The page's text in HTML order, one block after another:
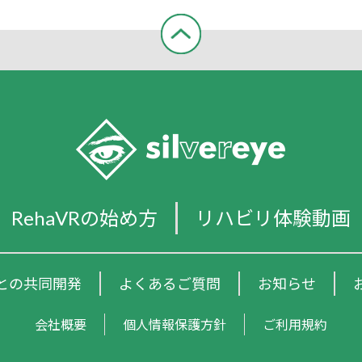
RehaVRの始め方 リハビリ体験動画
の共同開発 よくあるご質問 お知らせ
会社概要 個人情報保護方針 ご利用規約